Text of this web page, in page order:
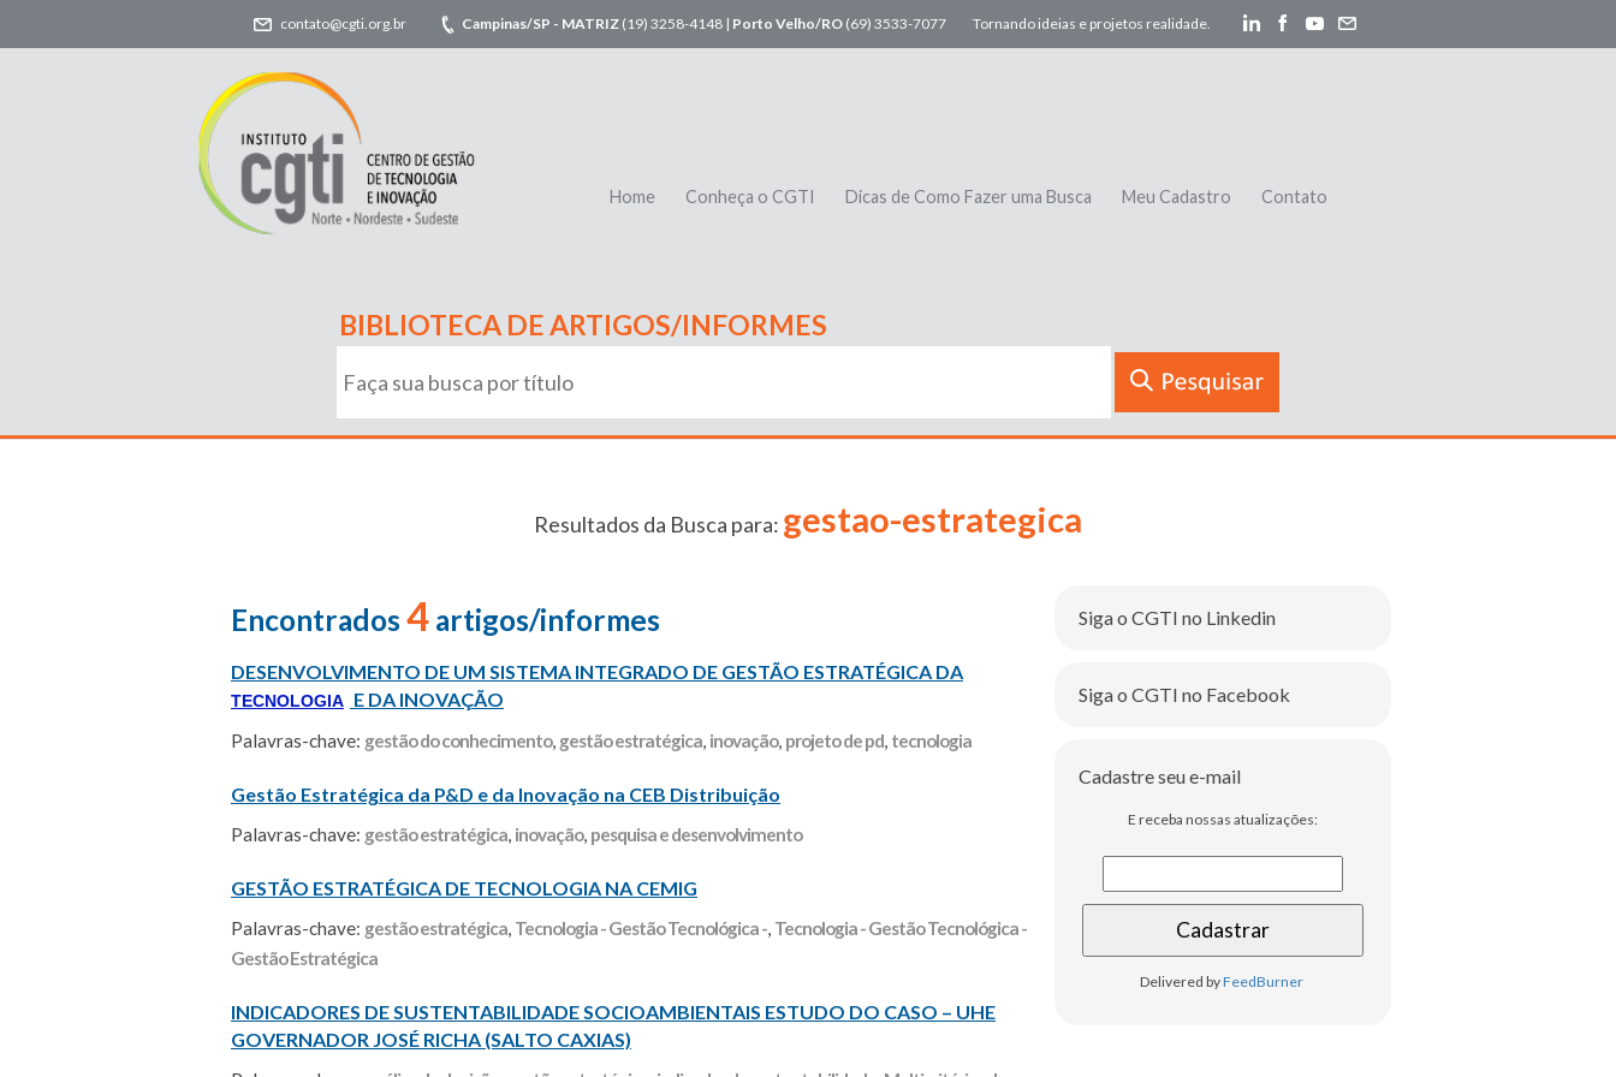
contato@cgti.org.br Campinas/SP - MATRIZ (19) 3258-4148 | Porto Velho/RO (69) 3533-7077 Tornando ideias e projetos realidade.
Home Conheça o CGTI Dicas de Como Fazer uma Busca Meu Cadastro Contato
BIBLIOTECA DE ARTIGOS/INFORMES
Resultados da Busca para: gestao-estrategica
Encontrados 4 artigos/informes
DESENVOLVIMENTO DE UM SISTEMA INTEGRADO DE GESTÃO ESTRATÉGICA DA
TECNOLOGIA E DA INOVAÇÃO
Palavras-chave: gestão do conhecimento, gestão estratégica, inovação, projeto de pd, tecnologia
Gestão Estratégica da P&D e da Inovação na CEB Distribuição
Palavras-chave: gestão estratégica, inovação, pesquisa e desenvolvimento
GESTÃO ESTRATÉGICA DE TECNOLOGIA NA CEMIG
Palavras-chave: gestão estratégica, Tecnologia - Gestão Tecnológica -, Tecnologia - Gestão Tecnológica -
Gestão Estratégica
INDICADORES DE SUSTENTABILIDADE SOCIOAMBIENTAIS ESTUDO DO CASO – UHE
GOVERNADOR JOSÉ RICHA (SALTO CAXIAS)
Siga o CGTI no Linkedin
Siga o CGTI no Facebook
Cadastre seu e-mail
E receba nossas atualizações:
Delivered byFeedBurner